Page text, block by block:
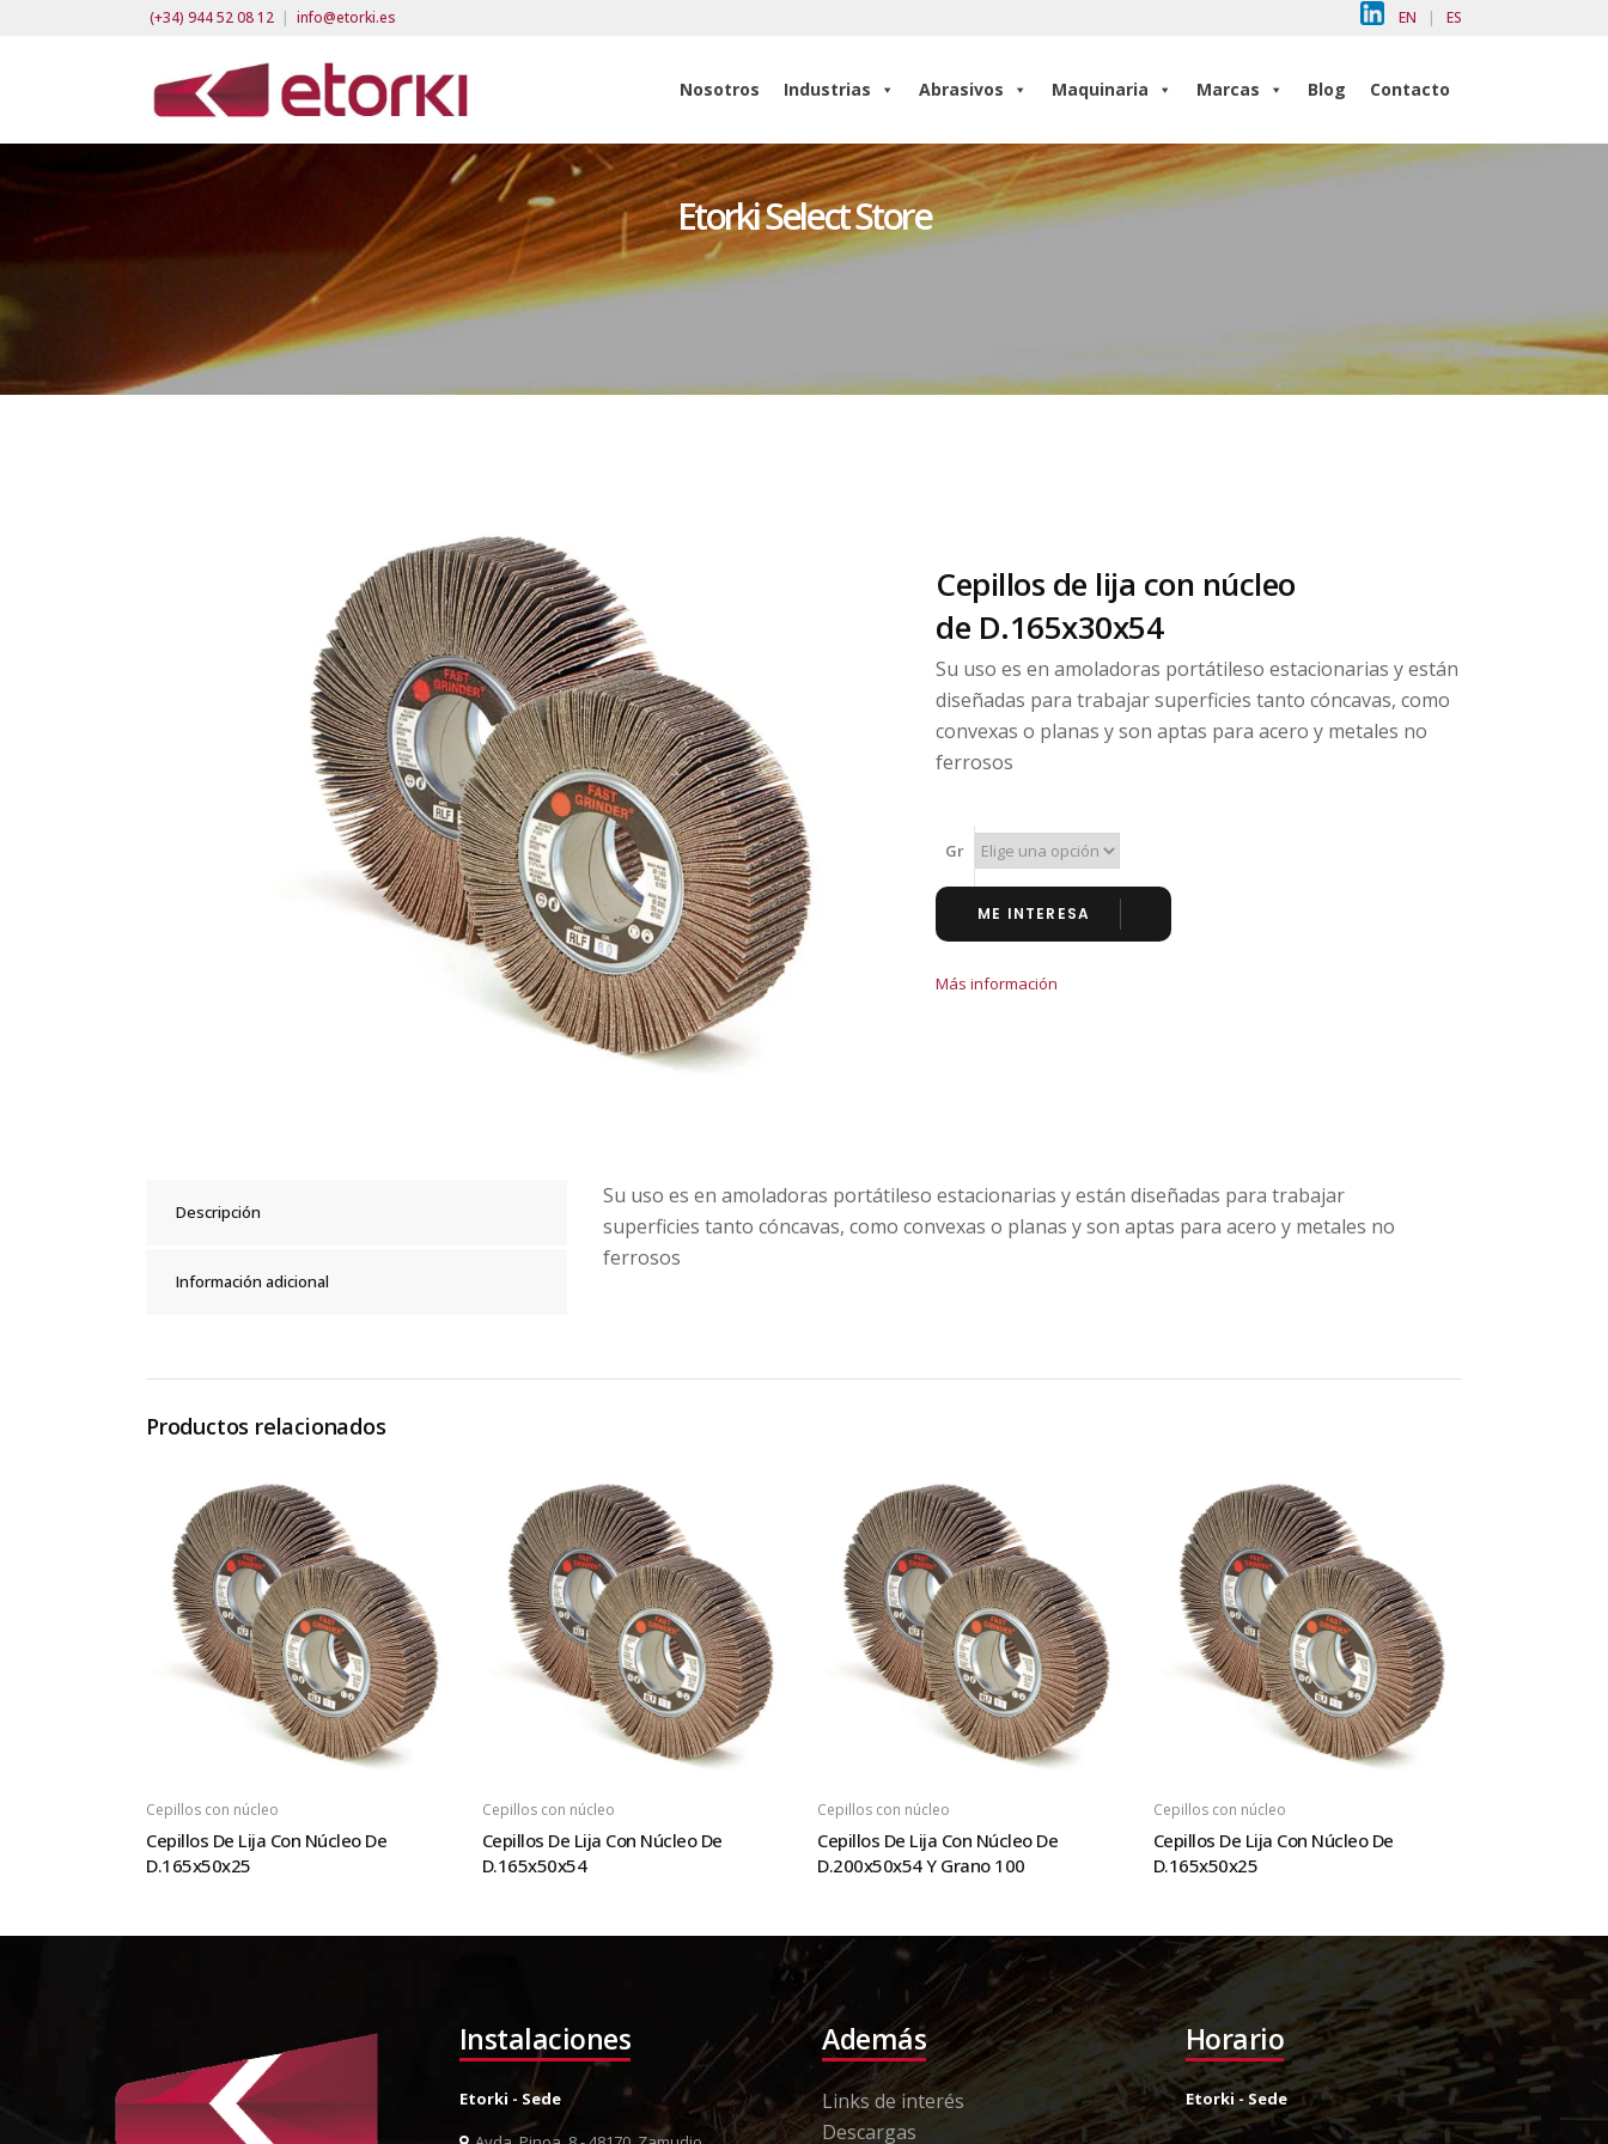
(+34) 944 52 08 12 | info@etorki.es EN | ES
Nosotros Industrias Abrasivos Maquinaria Marcas Blog Contacto
Etorki Select Store
Cepillos de lija con núcleo
de D.165x30x54
Su uso es en amoladoras portátileso estacionarias y están
diseñadas para trabajar superficies tanto cóncavas, como
convexas o planas y son aptas para acero y metales no
ferrosos
Gr
ME INTERESA
Más información
Descripción
Información adicional
Su uso es en amoladoras portátileso estacionarias y están diseñadas para trabajar
superficies tanto cóncavas, como convexas o planas y son aptas para acero y metales no
ferrosos
Productos relacionados
Cepillos con núcleo
Cepillos De Lija Con Núcleo De
D.165x50x25
Cepillos con núcleo
Cepillos De Lija Con Núcleo De
D.165x50x54
Cepillos con núcleo
Cepillos De Lija Con Núcleo De
D.200x50x54 Y Grano 100
Cepillos con núcleo
Cepillos De Lija Con Núcleo De
D.165x50x25
Instalaciones
Etorki - Sede
Además
Links de interés
Descargas
Horario
Etorki - Sede